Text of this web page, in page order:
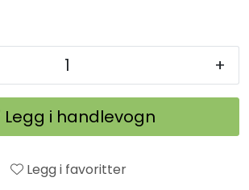
+
Legg i handlevogn
Legg i favoritter